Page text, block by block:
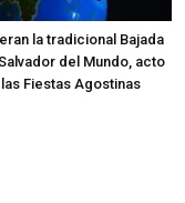
la tradicional Bajada
del Mundo, acto
Fiestas Agostinas